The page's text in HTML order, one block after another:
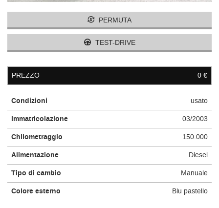
PERMUTA
TEST-DRIVE
PREZZO 0 €
Condizioni usato
Immatricolazione 03/2003
Chilometraggio 150.000
Alimentazione Diesel
Tipo di cambio Manuale
Colore esterno Blu pastello